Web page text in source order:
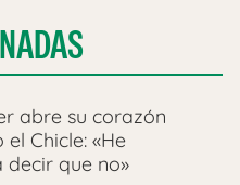
abre su corazón
Chicle: «He
que no»